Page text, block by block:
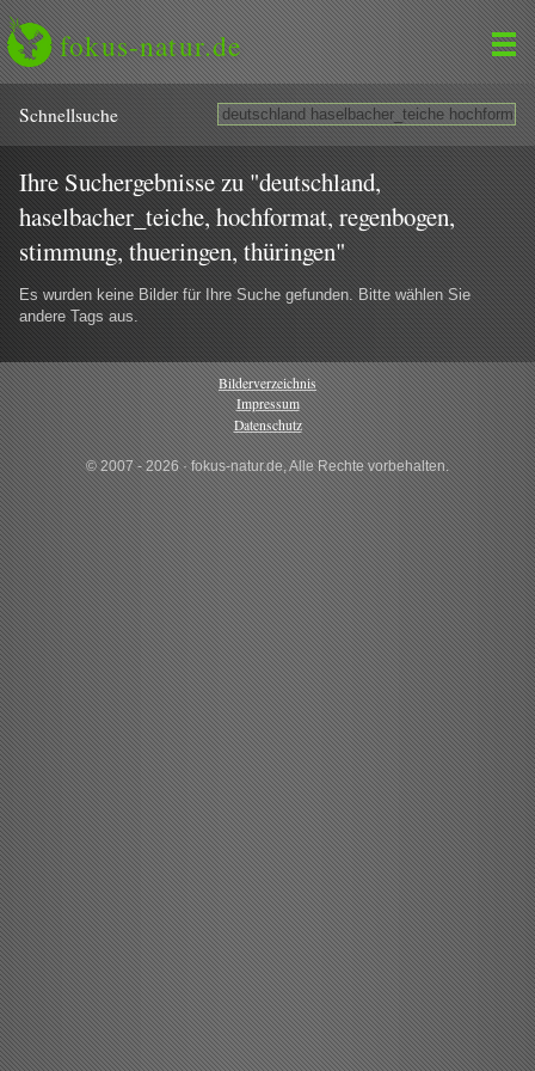
fokus-natur.de
Schnell­suche
Ihre Suchergebnisse zu "deutschland,
haselbacher_teiche, hochformat, regenbogen,
stimmung, thueringen, thüringen"
Es wurden keine Bilder für Ihre Suche gefunden. Bitte wählen Sie
andere Tags aus.
Bilderverzeichnis
Impressum
Datenschutz
© 2007 - 2026 · fokus-natur.de, Alle Rechte vorbehalten.